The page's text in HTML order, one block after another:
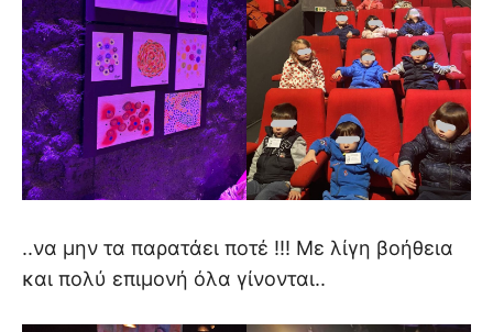
..να μην τα παρατάει ποτέ !!! Με λίγη βοήθεια
και πολύ επιμονή όλα γίνονται..